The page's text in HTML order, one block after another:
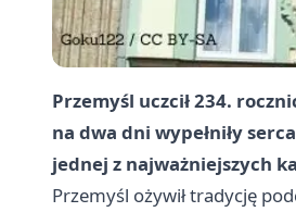
Przemyśl uczcił 234.
na dwa dni wypełniły
jednej z najważniejszych
Przemyśl ożywił tradycję